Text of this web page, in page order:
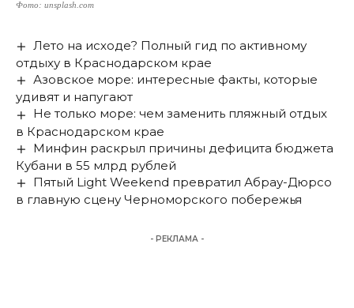
Фото: unsplash.com
Лето на исходе? Полный гид по активному
отдыху в Краснодарском крае
Азовское море: интересные факты, которые
удивят и напугают
Не только море: чем заменить пляжный отдых
в Краснодарском крае
Минфин раскрыл причины дефицита бюджета
Кубани в 55 млрд рублей
Пятый Light Weekend превратил Абрау-Дюрсо
в главную сцену Черноморского побережья
- РЕКЛАМА -